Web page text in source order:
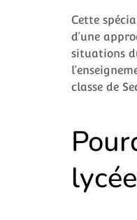
Cette
d’une
situations
classe de